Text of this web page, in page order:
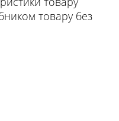
товару без